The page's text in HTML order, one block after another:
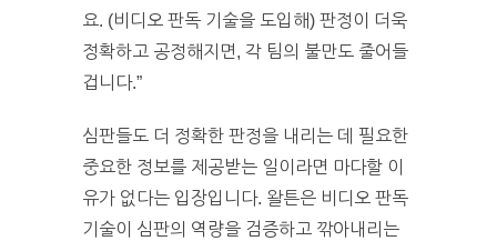
요. (비디오 판독 기술을 도입해) 판정이 더욱
정확하고 공정해지면, 각 팀의 불만도 줄어들
겁니다.”
심판들도 더 정확한 판정을 내리는 데 필요한
중요한 정보를 제공받는 일이라면 마다할 이
유가 없다는 입장입니다. 왈튼은 비디오 판독
기술이 심판의 역량을 검증하고 깎아내리는